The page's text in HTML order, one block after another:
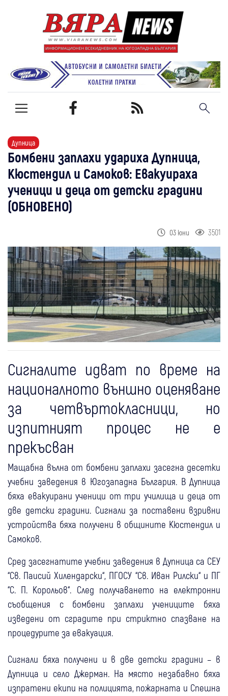
Дупница
Бомбени заплахи удариха Дупница,
Кюстендил и Самоков: Евакуираха
ученици и деца от детски градини
(ОБНОВЕНО)
03 юни 3501
Сигналите идват по време на
националното външно оценяване
за четвъртокласници, но
изпитният процес не е
прекъсван
Мащабна вълна от бомбени заплахи засегна десетки
учебни заведения в Югозападна България. В Дупница
бяха евакуирани ученици от три училища и деца от
две детски градини. Сигнали за поставени взривни
устройства бяха получени в общините Кюстендил и
Самоков.
Сред засегнатите учебни заведения в Дупница са СЕУ
“Св. Паисий Хилендарски“, ПГОСУ “Св. Иван Рилски“ и ПГ
“С. П. Корольов“. След получаването на електронни
съобщения с бомбени заплахи учениците бяха
изведени от сградите при стриктно спазване на
процедурите за евакуация.
Сигнали бяха получени и в две детски градини – в
Дупница и село Джерман. На място незабавно бяха
изпратени екипи на полицията, пожарната и Спешна